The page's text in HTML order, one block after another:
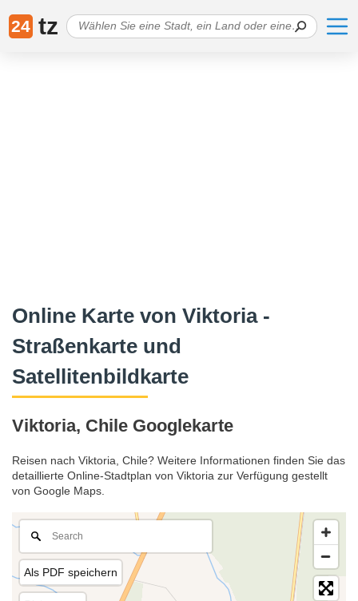
24 tz
Online Karte von Viktoria -
Straßenkarte und
Satellitenbildkarte
Viktoria, Chile Googlekarte
Reisen nach Viktoria, Chile? Weitere Informationen finden Sie das
detaillierte Online-Stadtplan von Viktoria zur Verfügung gestellt
von Google Maps.
Als PDF speichern